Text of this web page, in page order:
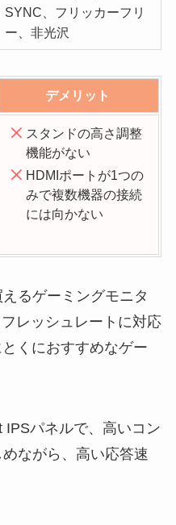
SYNC、フリッカーフリ
ー、非光沢
デメリット
スタンドの高さ調整
機能がない
HDMIポートが1つの
みで複数機器の接続
には向かない
るゲーミングモニタ
レッシュレートに対応
くにおすすめなゲー
パネルで、高いコン
ながら、高い応答速